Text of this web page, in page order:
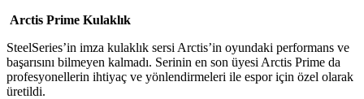
Arctis Prime Kulaklık
SteelSeries’in imza kulaklık sersi Arctis’in oyundaki performans ve
başarısını bilmeyen kalmadı. Serinin en son üyesi Arctis Prime da
profesyonellerin ihtiyaç ve yönlendirmeleri ile espor için özel olarak
üretildi.